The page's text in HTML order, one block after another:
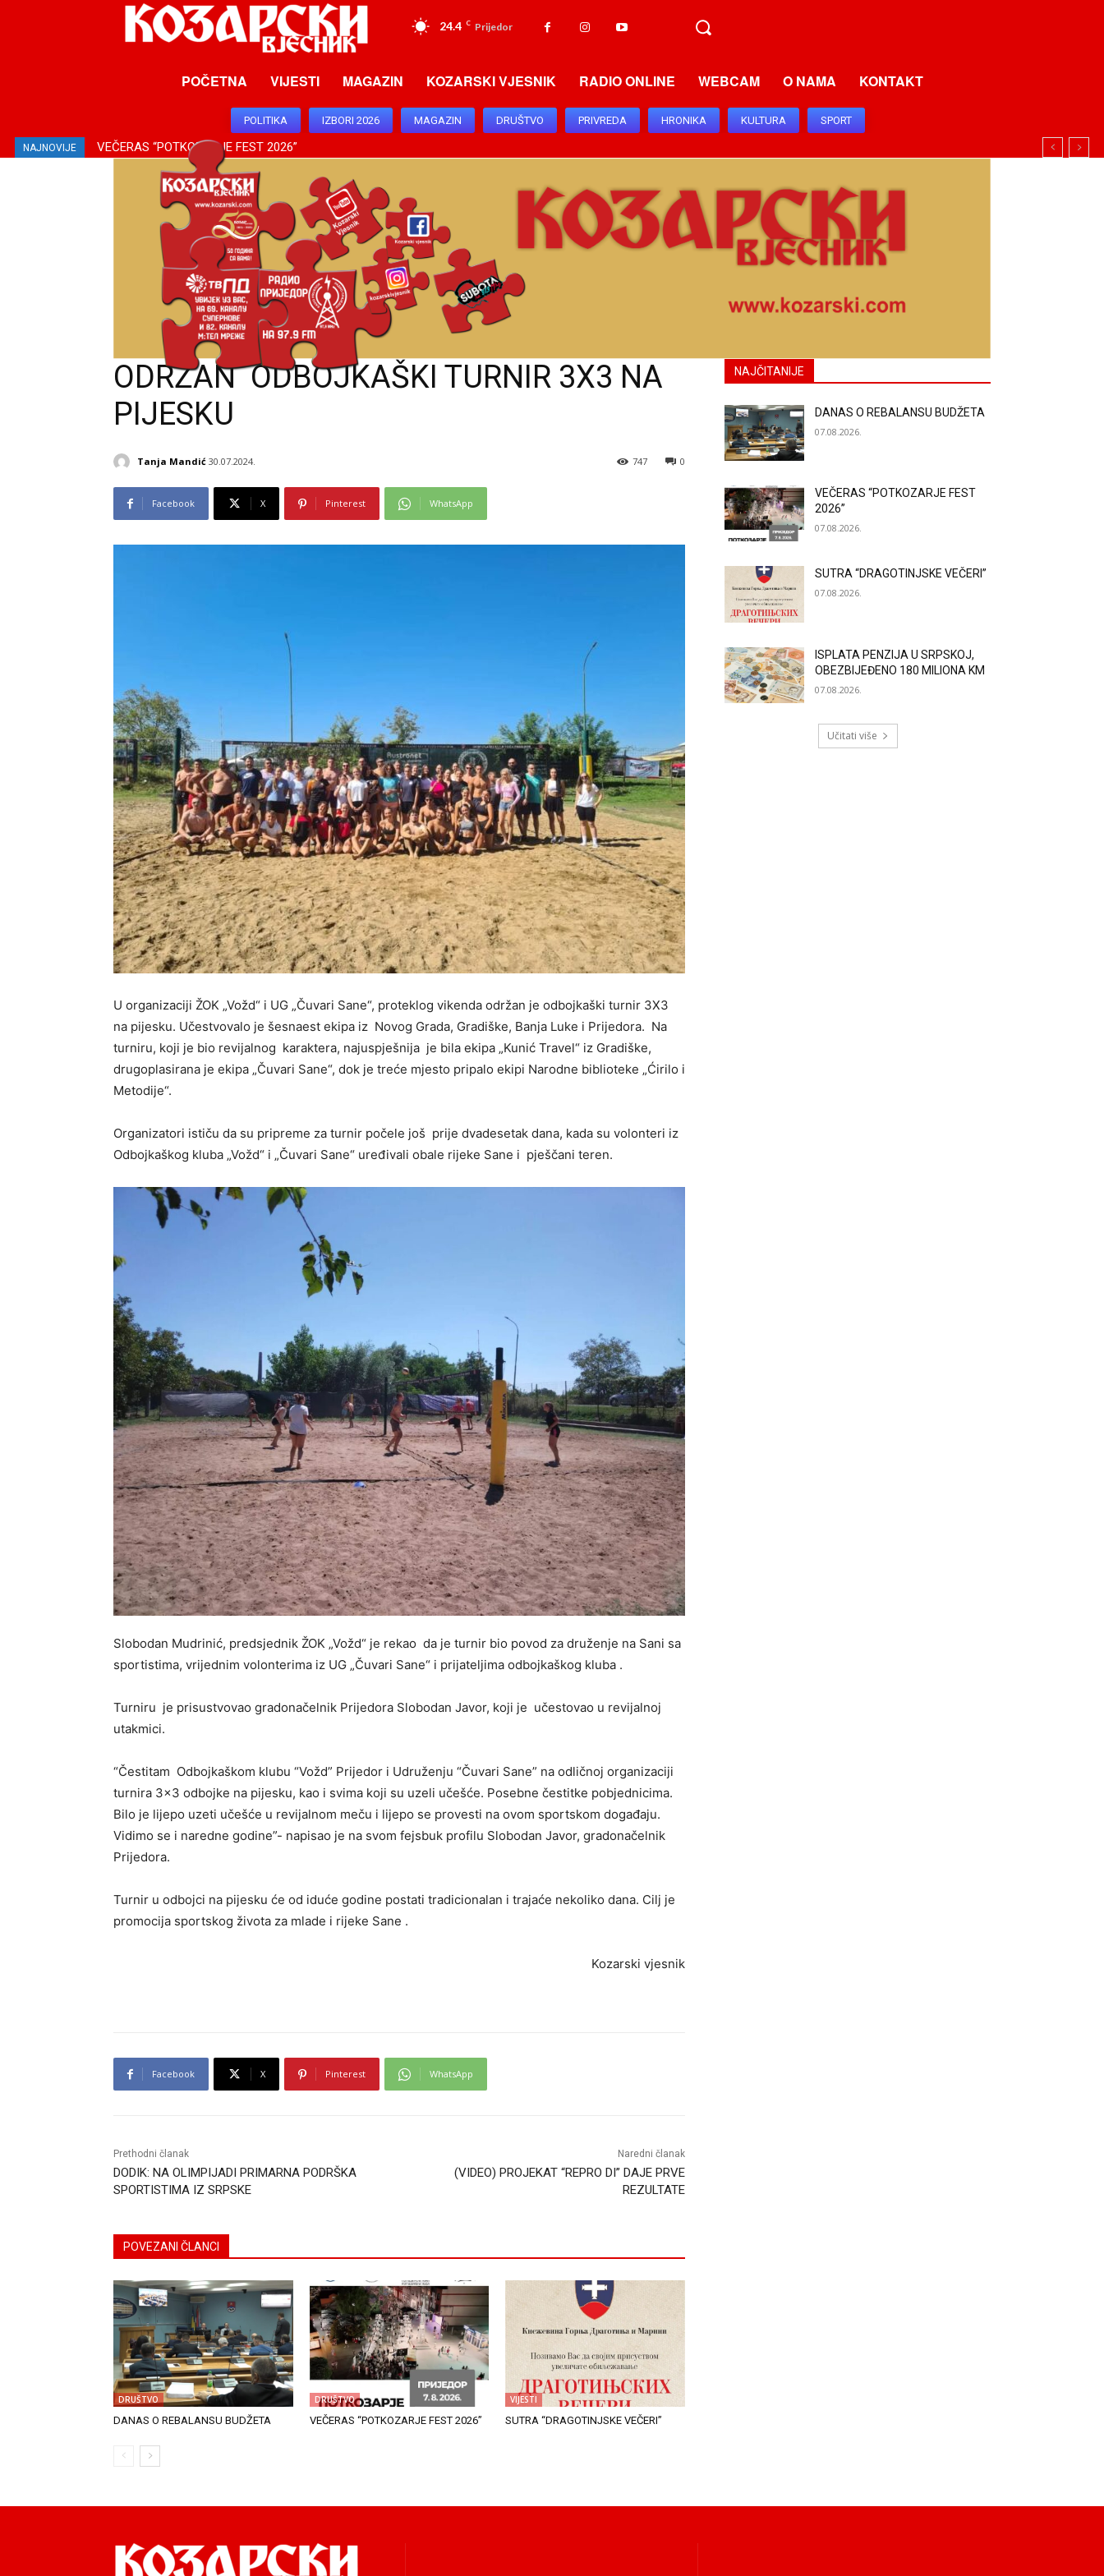
24.4 C Prijedor
POČETNA VIJESTI MAGAZIN KOZARSKI VJESNIK RADIO ONLINE WEBCAM O NAMA KONTAKT
POLITIKA IZBORI 2026 MAGAZIN DRUŠTVO PRIVREDA HRONIKA KULTURA SPORT
NAJNOVIJE VEČERAS “POTKOZARJE FEST 2026”
SUTRA “DRAGOTINJSKE VEČERI”
ODRŽAN ODBOJKAŠKI TURNIR 3X3 NA
PIJESKU
Tanja Mandić 30.07.2024. 0
747
Facebook X Pinterest WhatsApp
U organizaciji ŽOK „Vožd“ i UG „Čuvari Sane“, proteklog vikenda održan je odbojkaški turnir 3X3
na pijesku. Učestvovalo je šesnaest ekipa iz Novog Grada, Gradiške, Banja Luke i Prijedora. Na
turniru, koji je bio revijalnog karaktera, najuspješnija je bila ekipa „Kunić Travel“ iz Gradiške,
drugoplasirana je ekipa „Čuvari Sane“, dok je treće mjesto pripalo ekipi Narodne biblioteke „Ćirilo i
Metodije“.
Organizatori ističu da su pripreme za turnir počele još prije dvadesetak dana, kada su volonteri iz
Odbojkaškog kluba „Vožd“ i „Čuvari Sane“ uređivali obale rijeke Sane i pješčani teren.
Slobodan Mudrinić, predsjednik ŽOK „Vožd“ je rekao da je turnir bio povod za druženje na Sani sa
sportistima, vrijednim volonterima iz UG „Čuvari Sane“ i prijateljima odbojkaškog kluba .
Turniru je prisustvovao gradonačelnik Prijedora Slobodan Javor, koji je učestovao u revijalnoj
utakmici.
“Čestitam Odbojkaškom klubu “Vožd” Prijedor i Udruženju “Čuvari Sane” na odličnoj organizaciji
turnira 3×3 odbojke na pijesku, kao i svima koji su uzeli učešće. Posebne čestitke pobjednicima.
Bilo je lijepo uzeti učešće u revijalnom meču i lijepo se provesti na ovom sportskom događaju.
Vidimo se i naredne godine”- napisao je na svom fejsbuk profilu Slobodan Javor, gradonačelnik
Prijedora.
Turnir u odbojci na pijesku će od iduće godine postati tradicionalan i trajaće nekoliko dana. Cilj je
promocija sportskog života za mlade i rijeke Sane .
Kozarski vjesnik
Facebook X Pinterest WhatsApp
Prethodni članak
DODIK: NA OLIMPIJADI PRIMARNA PODRŠKA
SPORTISTIMA IZ SRPSKE
Naredni članak
(VIDEO) PROJEKAT “REPRO DI” DAJE PRVE
REZULTATE
POVEZANI ČLANCI
DRUŠTVO
DANAS O REBALANSU BUDŽETA
DRUŠTVO
VEČERAS “POTKOZARJE FEST 2026”
VIJESTI
SUTRA “DRAGOTINJSKE VEČERI”
NAJČITANIJE
DANAS O REBALANSU BUDŽETA
07.08.2026.
VEČERAS “POTKOZARJE FEST
2026”
07.08.2026.
SUTRA “DRAGOTINJSKE VEČERI”
07.08.2026.
ISPLATA PENZIJA U SRPSKOJ,
OBEZBIJEĐENO 180 MILIONA KM
07.08.2026.
Učitati više